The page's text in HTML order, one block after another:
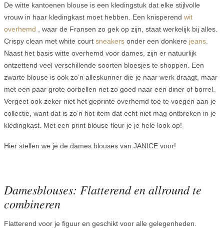
De witte kantoenen blouse is een kledingstuk dat elke stijlvolle
vrouw in haar kledingkast moet hebben. Een knisperend wit
overhemd , waar de Fransen zo gek op zijn, staat werkelijk bij alles.
Crispy clean met white court sneakers onder een donkere jeans.
Naast het basis witte overhemd voor dames, zijn er natuurlijk
ontzettend veel verschillende soorten bloesjes te shoppen. Een
zwarte blouse is ook zo’n alleskunner die je naar werk draagt, maar
met een paar grote oorbellen net zo goed naar een diner of borrel.
Vergeet ook zeker niet het geprinte overhemd toe te voegen aan je
collectie, want dat is zo’n hot item dat echt niet mag ontbreken in je
kledingkast. Met een print blouse fleur je je hele look op!
Hier stellen we je de dames blouses van JANICE voor!
Damesblouses: Flatterend en allround te
combineren
Flatterend voor je figuur en geschikt voor alle gelegenheden.